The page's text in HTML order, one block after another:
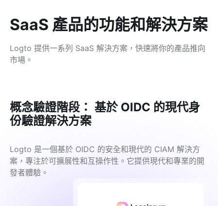
SaaS 產品的功能和解決方案
Logto 提供一系列 SaaS 解決方案，快速將你的產品推向
市場。
概念驗證階段： 基於 OIDC 的現代身
份驗證解決方案
Logto 是一個基於 OIDC 的安全和現代的 CIAM 解決方
案，專注於可擴展性和互操作性。它提供現代和專業的開
發者體驗。